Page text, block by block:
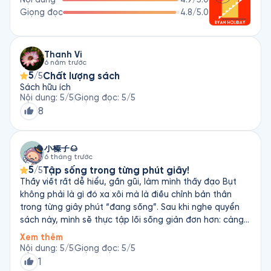
Giọng đọc
4.8/5.0
Thanh Vi
6 năm trước
5/5Chất lượng sách
Sách hữu ích
Nội dung: 5/5Giọng đọc: 5/5
8
小榛子🌰
6 tháng trước
5/5Tập sống trong từng phút giây!
Thầy viết rất dễ hiểu, gần gũi, làm mình thấy đạo Bụt
không phải là gì đó xa xôi mà là điều chỉnh bản thân
trong từng giây phút “đang sống”. Sau khi nghe quyển
sách này, mình sẽ thực tập lối sống giản đơn hơn: càng
ít mưu cầu - càng dễ hài lòng. Mà đọc quyển này mới
biết là “có những ngôi sao đêm đêm mình thấy trên bầu
trời, nó chỉ là ánh sáng còn lưu lại giờ mới đến mắt ta,
Xem thêm
Nội dung: 5/5Giọng đọc: 5/5
1